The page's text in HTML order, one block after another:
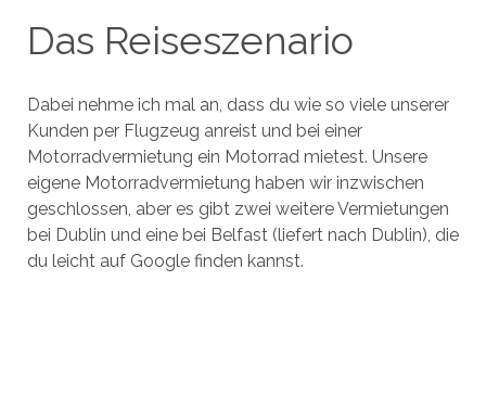
Das Reiseszenario
Dabei nehme ich mal an, dass du wie so viele unserer
Kunden per Flugzeug anreist und bei einer
Motorradvermietung ein Motorrad mietest. Unsere
eigene Motorradvermietung haben wir inzwischen
geschlossen, aber es gibt zwei weitere Vermietungen
bei Dublin und eine bei Belfast (liefert nach Dublin), die
du leicht auf Google finden kannst.